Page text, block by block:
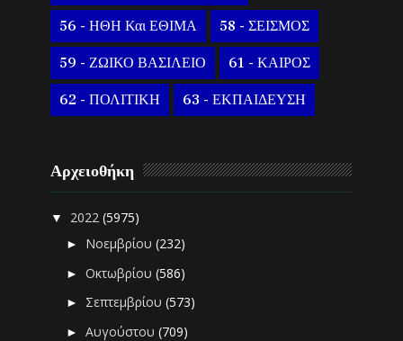
56 - ΗΘΗ Και ΕΘΙΜΑ 58 - ΣΕΙΣΜΟΣ
59 - ΖΩΙΚΟ ΒΑΣΙΛΕΙΟ 61 - ΚΑΙΡΟΣ
62 - ΠΟΛΙΤΙΚΗ 63 - ΕΚΠΑΙΔΕΥΣΗ
Αρχειοθήκη
▼ 2022(5975)
► Νοεμβρίου(232)
►Οκτωβρίου(586)
► Σεπτεμβρίου(573)
►Αυγούστου(709)